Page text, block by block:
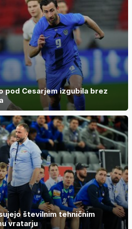
pod Cesarjem izgubila brez
številnim tehničnim
vratarju